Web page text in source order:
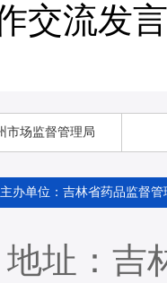
交流发
主办单位：吉林省药品监督
地址：吉